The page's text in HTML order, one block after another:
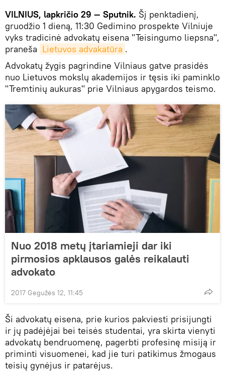
VILNIUS, lapkričio 29 — Sputnik. Šį penktadienį,
gruodžio 1 dieną, 11:30 Gedimino prospekte Vilniuje
vyks tradicinė advokatų eisena "Teisingumo liepsna",
praneša Lietuvos advakatūra .
Advokatų žygis pagrindine Vilniaus gatve prasidės
nuo Lietuvos mokslų akademijos ir tęsis iki paminklo
"Tremtinių aukuras" prie Vilniaus apygardos teismo.
Nuo 2018 metų įtariamieji dar iki
pirmosios apklausos galės reikalauti
advokato
2017 Gegužės 12, 11:45
Ši advokatų eisena, prie kurios pakviesti prisijungti
ir jų padėjėjai bei teisės studentai, yra skirta vienyti
advokatų bendruomenę, pagerbti profesinę misiją ir
priminti visuomenei, kad jie turi patikimus žmogaus
teisių gynėjus ir patarėjus.